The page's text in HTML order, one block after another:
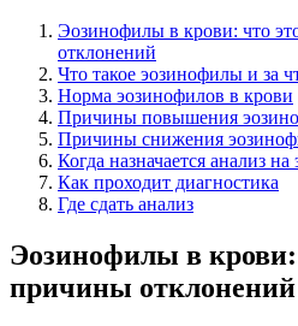
Эозинофилы в крови: что
отклонений
Что такое эозинофилы и за
Норма эозинофилов в крови
Причины повышения
Причины снижения
Когда назначается анализ
Как проходит диагностика
Где сдать анализ
Эозинофилы в
причины отклонений